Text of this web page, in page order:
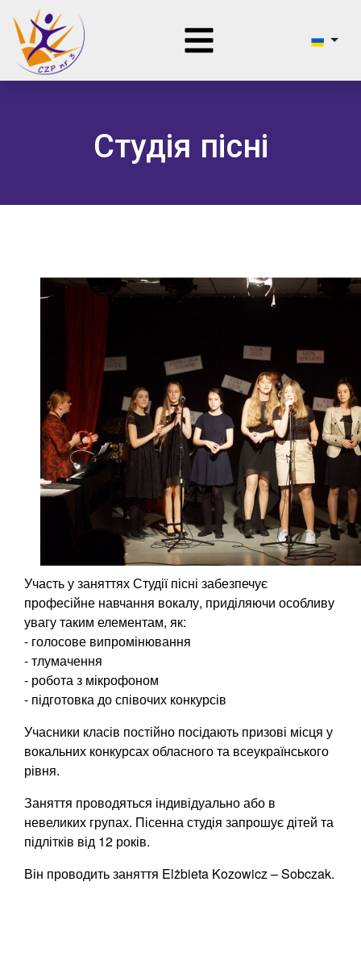
Студія пісні
Участь у заняттях Студії пісні забезпечує
професійне навчання вокалу, приділяючи особливу
увагу таким елементам, як:
- голосове випромінювання
- тлумачення
- робота з мікрофоном
- підготовка до співочих конкурсів
Учасники класів постійно посідають призові місця у
вокальних конкурсах обласного та всеукраїнського
рівня.
Заняття проводяться індивідуально або в
невеликих групах. Пісенна студія запрошує дітей та
підлітків від 12 років.
Він проводить заняття Elżbieta Kozowicz – Sobczak.